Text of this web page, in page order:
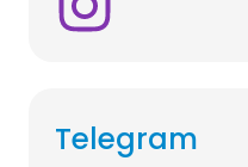
Telegram